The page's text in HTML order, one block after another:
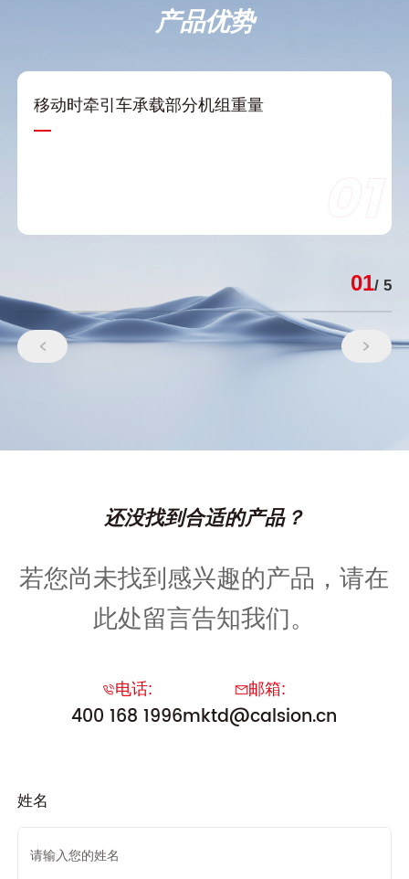
产品优势
移动时牵引车承载部分机组重量
01/ 5
还没找到合适的产品？
若您尚未找到感兴趣的产品，请在
此处留言告知我们。
电话:
400 168 1996
邮箱:
mktd@calsion.cn
姓名